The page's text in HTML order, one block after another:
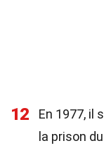
12
En 1977, il
la prison